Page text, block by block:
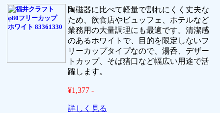
陶磁器に比べて軽量で割れにくく丈夫な
ため、飲食店やビュッフェ、ホテルなど
業務用の大量調理にも最適です。清潔感
のあるホワイトで、目的を限定しないフ
リーカップタイプなので、湯呑、デザー
トカップ、そば猪口など幅広い用途で活
躍します。
¥1,377 -
詳しく見る